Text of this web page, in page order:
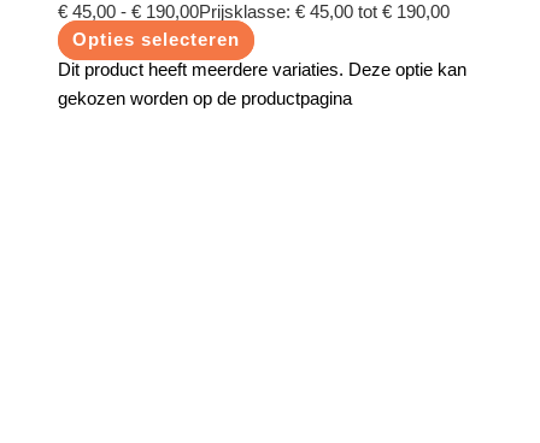
€ 45,00 - € 190,00Prijsklasse: € 45,00 tot € 190,00
Opties selecteren
Dit product heeft meerdere variaties. Deze optie kan
gekozen worden op de productpagina